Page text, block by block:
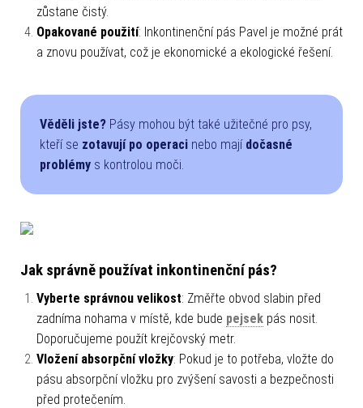
zůstane čistý.
Opakované použití: Inkontinenční pás Pavel je možné prát
a znovu používat, což je ekonomické a ekologické řešení.
Věděli jste? Pásy mohou být také užitečné pro psy,
kteří se zotavují po operaci nebo mají dočasné
problémy s kontrolou moči.
Jak správně používat inkontinenční pás?
Vyberte správnou velikost: Změřte obvod slabin před
zadníma nohama v místě, kde bude pejsek pás nosit.
Doporučujeme použít krejčovský metr.
Vložení absorpční vložky: Pokud je to potřeba, vložte do
pásu absorpční vložku pro zvýšení savosti a bezpečnosti
před protečením.